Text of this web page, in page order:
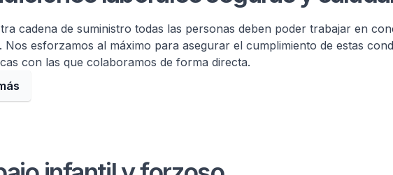
cadena de suministro todas las personas deben poder trabajar en
Nos esforzamos al máximo para asegurar el cumplimiento de estas
con las que colaboramos de forma directa.